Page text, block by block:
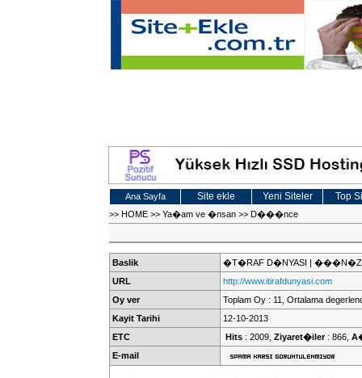
Ana Sayfa Site ekle Yeni Siteler Top
>> HOME >> Ya�am ve �nsan >> D���nce
Baslik
�T�RAF D�NYASI |
URL
http://www.itirafdunyasi.com
Oy ver
Toplam Oy : 11, Ortalama
Kayit Tarihi
12-10-2013
ETC
Hits : 2009, Ziyaret�iler: 866,
E-mail